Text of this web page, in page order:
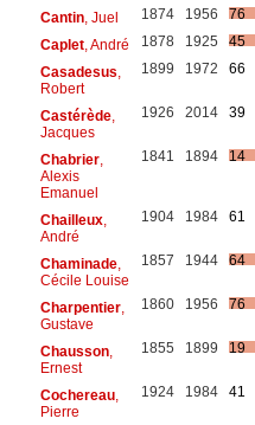
Cantin, Juel 1874 1956
76
Caplet, André 1878 1925
45
Casadesus
Robert
1899 1972 66
Castérède,
Jacques
1926 2014 39
Chabrier,
Alexis
Emanuel
1841 1894 14
Chailleux,
André
1904 1984 61
Chaminade,
Cécile Louise
1857 1944 64
Charpentier,
Gustave
1860 1956 76
Chausson,
Ernest
1855 1899 19
Cochereau,
Pierre
1924 1984 41